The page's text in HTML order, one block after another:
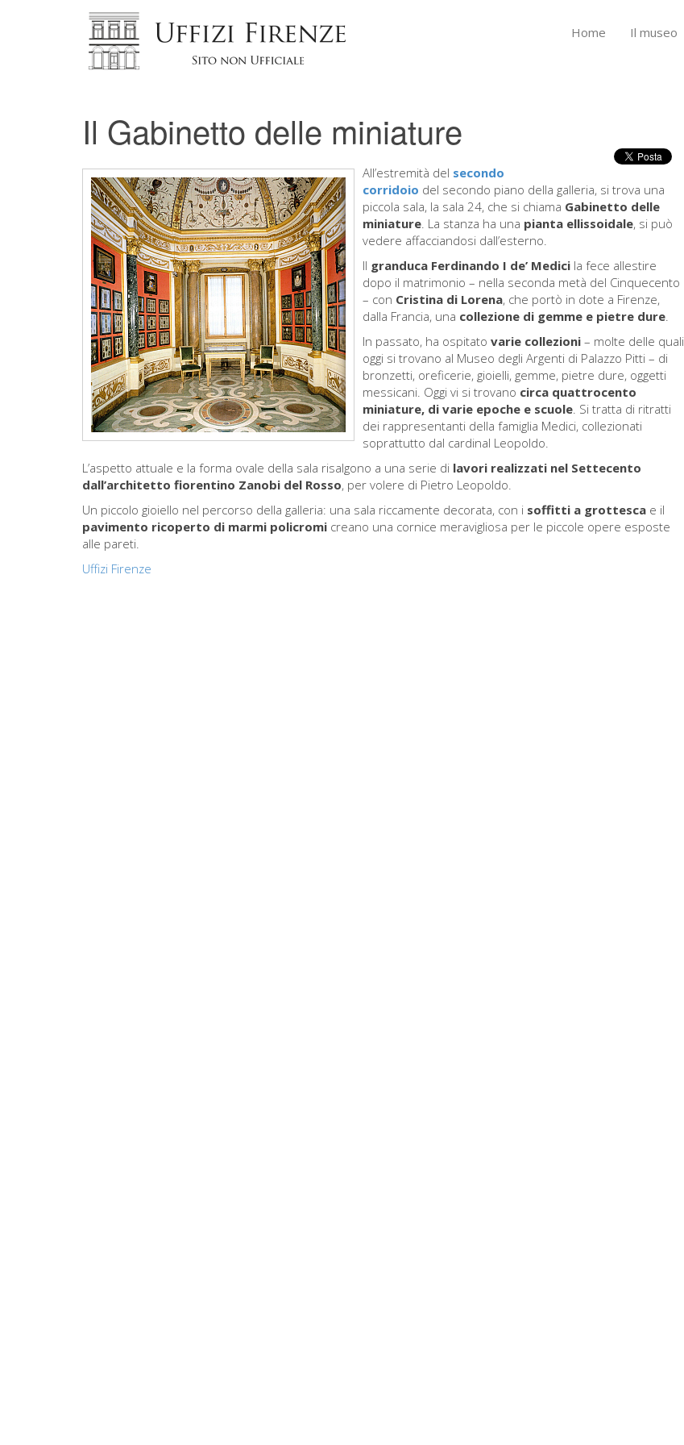
Home Il museo
Il Gabinetto delle miniature
All’estremità del secondo
corridoio del secondo piano della galleria, si trova una
piccola sala, la sala 24, che si chiama Gabinetto delle
miniature. La stanza ha una pianta ellissoidale, si può
vedere affacciandosi dall’esterno.
Il granduca Ferdinando I de’ Medici la fece allestire
dopo il matrimonio – nella seconda metà del Cinquecento
– con Cristina di Lorena, che portò in dote a Firenze,
dalla Francia, una collezione di gemme e pietre dure.
In passato, ha ospitato varie collezioni – molte delle quali
oggi si trovano al Museo degli Argenti di Palazzo Pitti – di
bronzetti, oreficerie, gioielli, gemme, pietre dure, oggetti
messicani. Oggi vi si trovano circa quattrocento
miniature, di varie epoche e scuole. Si tratta di ritratti
dei rappresentanti della famiglia Medici, collezionati
soprattutto dal cardinal Leopoldo.
L’aspetto attuale e la forma ovale della sala risalgono a una serie di lavori realizzati nel Settecento
dall’architetto fiorentino Zanobi del Rosso, per volere di Pietro Leopoldo.
Un piccolo gioiello nel percorso della galleria: una sala riccamente decorata, con i soffitti a grottesca e il
pavimento ricoperto di marmi policromi creano una cornice meravigliosa per le piccole opere esposte
alle pareti.
Uffizi Firenze